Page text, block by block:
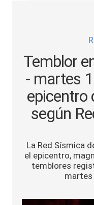
Tendencias Mix
Sports
Temblor
- martes
epicentro
según
La Red Sísmica
el epicentro,
temblores
martes